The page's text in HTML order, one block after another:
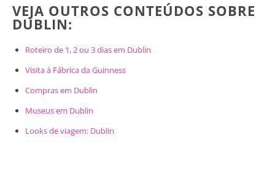
VEJA OUTROS CONTEÚDOS SOBRE
DUBLIN:
Roteiro de 1, 2 ou 3 dias em Dublin
Visita à Fábrica da Guinness
Compras em Dublin
Museus em Dublin
Looks de viagem: Dublin